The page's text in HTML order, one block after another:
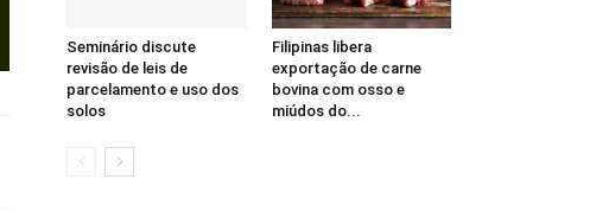
Seminário discute
revisão de leis de
parcelamento e uso dos
solos
Filipinas libera
exportação de carne
bovina com osso e
miúdos do...